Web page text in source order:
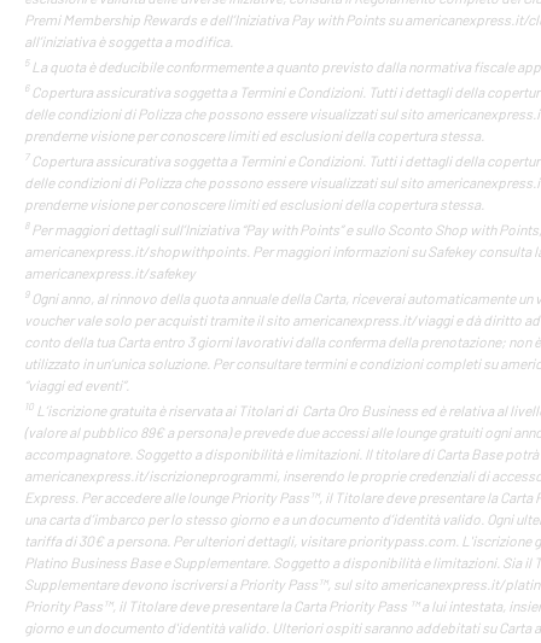
Premi Membership Rewards e dell’Iniziativa Pay with Points su americanexpress.it/
all’iniziativa è soggetta a modifica.
5 La quota è deducibile conformemente a quanto previsto dalla normativa fiscale
6 Copertura assicurativa soggetta a Termini e Condizioni. Tutti i dettagli della
delle condizioni di Polizza che possono essere visualizzati sul sito
prenderne visione per conoscere limiti ed esclusioni della copertura stessa.
7Copertura assicurativa soggetta a Termini e Condizioni. Tutti i dettagli della
delle condizioni di Polizza che possono essere visualizzati sul sito
prenderne visione per conoscere limiti ed esclusioni della copertura stessa.
8Per maggiori dettagli sull’Iniziativa “Pay with Points” e sullo Sconto Shop with
americanexpress.it/shopwithpoints. Per maggiori informazioni su Safekey consulta
americanexpress.it/safekey
9Ogni anno, al rinnovo della quota annuale della Carta, riceverai automaticamente
voucher vale solo per acquisti tramite il sito americanexpress.it/viaggi e dà diritto
conto della tua Carta entro 3 giorni lavorativi dalla conferma della prenotazione; non
utilizzato in un’unica soluzione. Per consultare termini e condizioni completi su
“viaggi ed eventi”.
10 L’iscrizione gratuita è riservata ai Titolari di Carta Oro Business ed è relativa al
(valore al pubblico 89€ a persona) e prevede due accessi alle lounge gratuiti ogni
accompagnatore. Soggetto a disponibilità e limitazioni. Il titolare di Carta Base
americanexpress.it/iscrizioneprogrammi, inserendo le proprie credenziali di
Express. Per accedere alle lounge Priority Pass™, il Titolare deve presentare la
una carta d’imbarco per lo stesso giorno e a un documento d’identità valido. Ogni
tariffa di 30€ a persona. Per ulteriori dettagli, visitare prioritypass.com. L'iscrizione
Platino Business Base e Supplementare. Soggetto a disponibilità e limitazioni. Sia il
Supplementare devono iscriversi a Priority Pass™, sul sito americanexpress.it/
Priority Pass™, il Titolare deve presentare la Carta Priority Pass ™ a lui intestata,
giorno e un documento d'identità valido. Ulteriori ospiti saranno addebitati su Carta